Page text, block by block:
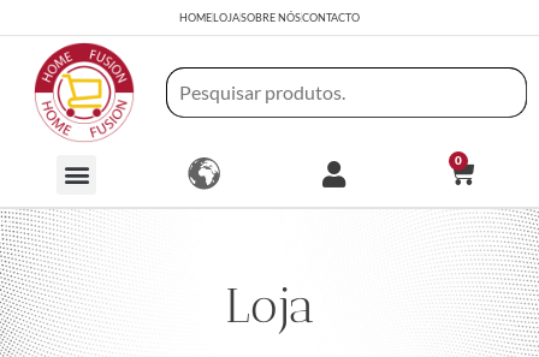
HOMELOJASOBRE NÓSCONTACTO
0
Loja